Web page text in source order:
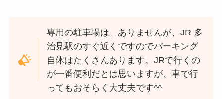
専用の駐車場は、ありませんが、JR 多
治見駅のすぐ近くですのでパーキング
自体はたくさんあります。JRで行くの
が一番便利だとは思いますが、車で行
ってもおそらく大丈夫です^^